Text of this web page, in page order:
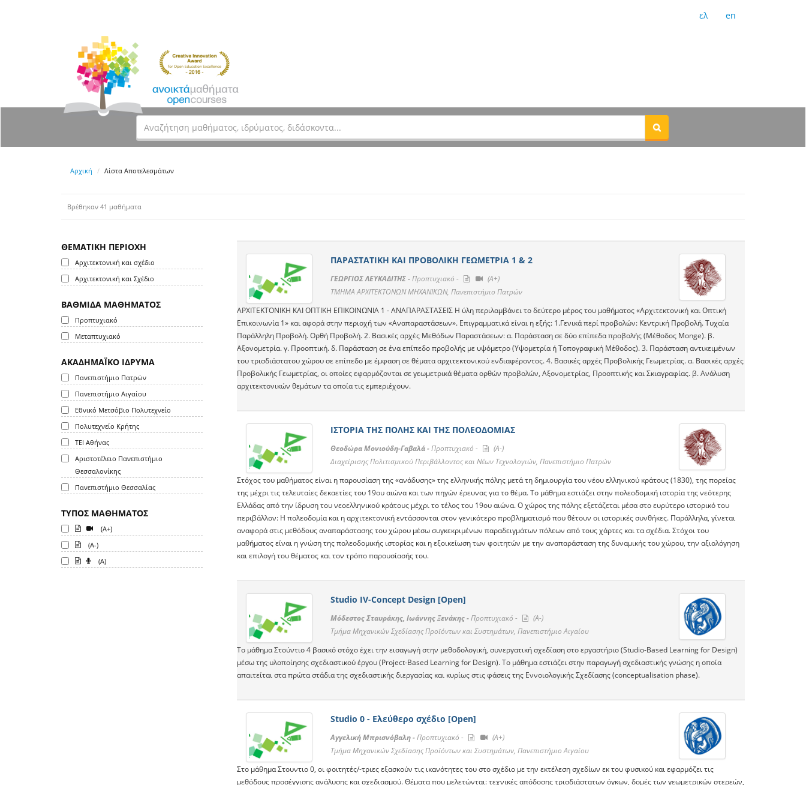
ελ en
Αρχική Λίστα Αποτελεσμάτων
Βρέθηκαν 41 μαθήματα
ΘΕΜΑΤΙΚΗ ΠΕΡΙΟΧΗ
Αρχιτεκτονική και σχέδιο
Αρχιτεκτονική και Σχέδιο
ΒΑΘΜΙΔΑ ΜΑΘΗΜΑΤΟΣ
Προπτυχιακό
Μεταπτυχιακό
ΑΚΑΔΗΜΑΪΚΟ ΙΔΡΥΜΑ
Πανεπιστήμιο Πατρών
Πανεπιστήμιο Αιγαίου
Εθνικό Μετσόβιο Πολυτεχνείο
Πολυτεχνείο Κρήτης
ΤΕΙ Αθήνας
Αριστοτέλειο Πανεπιστήμιο
Θεσσαλονίκης
Πανεπιστήμιο Θεσσαλίας
ΤΥΠΟΣ ΜΑΘΗΜΑΤΟΣ
(A+)
(A-)
(A)
ΠΑΡΑΣΤΑΤΙΚΗ ΚΑΙ ΠΡΟΒΟΛΙΚΗ ΓΕΩΜΕΤΡΙΑ 1 & 2
ΓΕΩΡΓΙΟΣ ΛΕΥΚΑΔΙΤΗΣ -Προπτυχιακό -
(A+)
ΤΜΗΜΑ ΑΡΧΙΤΕΚΤΟΝΩΝ ΜΗΧΑΝΙΚΩΝ, Πανεπιστήμιο Πατρών
ΑΡΧΙΤΕΚΤΟΝΙΚΗ ΚΑΙ ΟΠΤΙΚΗ ΕΠΙΚΟΙΝΩΝΙΑ 1 - ΑΝΑΠΑΡΑΣΤΑΣΕΙΣ Η ύλη περιλαμβάνει το δεύτερο μέρος του μαθήματος «Αρχιτεκτονική και Οπτική
Επικοινωνία 1» και αφορά στην περιοχή των «Αναπαραστάσεων». Επιγραμματικά είναι η εξής: 1.Γενικά περί προβολών: Κεντρική Προβολή. Τυχαία
Παράλληλη Προβολή. Ορθή Προβολή. 2. Βασικές αρχές Μεθόδων Παραστάσεων: α. Παράσταση σε δύο επίπεδα προβολής (Μέθοδος Monge). β.
Αξονομετρία. γ. Προοπτική. δ. Παράσταση σε ένα επίπεδο προβολής με υψόμετρο (Υψομετρία ή Τοπογραφική Μέθοδος). 3. Παράσταση αντικειμένων
του τρισδιάστατου χώρου σε επίπεδο με έμφαση σε θέματα αρχιτεκτονικού ενδιαφέροντος. 4. Βασικές αρχές Προβολικής Γεωμετρίας. α. Βασικές αρχές
Προβολικής Γεωμετρίας, οι οποίες εφαρμόζονται σε γεωμετρικά θέματα ορθών προβολών, Αξονομετρίας, Προοπτικής και Σκιαγραφίας. β. Ανάλυση
αρχιτεκτονικών θεμάτων τα οποία τις εμπεριέχουν.
ΙΣΤΟΡΙΑ ΤΗΣ ΠΟΛΗΣ ΚΑΙ ΤΗΣ ΠΟΛΕΟΔΟΜΙΑΣ
Θεοδώρα Μονιούδη-Γαβαλά -Προπτυχιακό -
(A-)
Διαχείρισης Πολιτισμικού Περιβάλλοντος και Νέων Τεχνολογιών, Πανεπιστήμιο Πατρών
Στόχος του μαθήματος είναι η παρουσίαση της «ανάδυσης» της ελληνικής πόλης μετά τη δημιουργία του νέου ελληνικού κράτους (1830), της πορείας
της μέχρι τις τελευταίες δεκαετίες του 19ου αιώνα και των πηγών έρευνας για το θέμα. Το μάθημα εστιάζει στην πολεοδομική ιστορία της νεότερης
Ελλάδας από την ίδρυση του νεοελληνικού κράτους μέχρι το τέλος του 19ου αιώνα. Ο χώρος της πόλης εξετάζεται μέσα στο ευρύτερο ιστορικό του
περιβάλλον: Η πολεοδομία και η αρχιτεκτονική εντάσσονται στον γενικότερο προβληματισμό που θέτουν οι ιστορικές συνθήκες. Παράλληλα, γίνεται
αναφορά στις μεθόδους αναπαράστασης του χώρου μέσω συγκεκριμένων παραδειγμάτων πόλεων από τους χάρτες και τα σχέδια. Στόχοι του
μαθήματος είναι η γνώση της πολεοδομικής ιστορίας και η εξοικείωση των φοιτητών με την αναπαράσταση της δυναμικής του χώρου, την αξιολόγηση
και επιλογή του θέματος και τον τρόπο παρουσίασής του.
Studio IV-Concept Design [Open]
Μόδεστος Σταυράκης, Ιωάννης Ξενάκης -Προπτυχιακό -
(A-)
Τμήμα Μηχανικών Σχεδίασης Προϊόντων και Συστημάτων, Πανεπιστήμιο Αιγαίου
Το μάθημα Στούντιο 4 βασικό στόχο έχει την εισαγωγή στην μεθοδολογική, συνεργατική σχεδίαση στο εργαστήριο (Studio-Based Learning for Design)
μέσω της υλοποίησης σχεδιαστικού έργου (Project-Based Learning for Design). Το μάθημα εστιάζει στην παραγωγή σχεδιαστικής γνώσης η οποία
απαιτείται στα πρώτα στάδια της σχεδιαστικής διεργασίας και κυρίως στις φάσεις της Εννοιολογικής Σχεδίασης (conceptualisation phase).
Studio 0 - Ελεύθερο σχέδιο [Open]
Αγγελική Μπρισνόβαλη -Προπτυχιακό -
(A+)
Τμήμα Μηχανικών Σχεδίασης Προϊόντων και Συστημάτων, Πανεπιστήμιο Αιγαίου
Στο μάθημα Στουντιο 0, οι φοιτητές/-τριες εξασκούν τις ικανότητες του στο σχέδιο με την εκτέλεση σχεδίων εκ του φυσικού και εφαρμόζει τις
μεθόδους προσέγγισης ανάλυσης και σχεδιασμού. Θέματα που μελετώνται: τεχνικές απόδοσης τρισδιάστατων όγκων, δομές των γεωμετρικών στερεών,